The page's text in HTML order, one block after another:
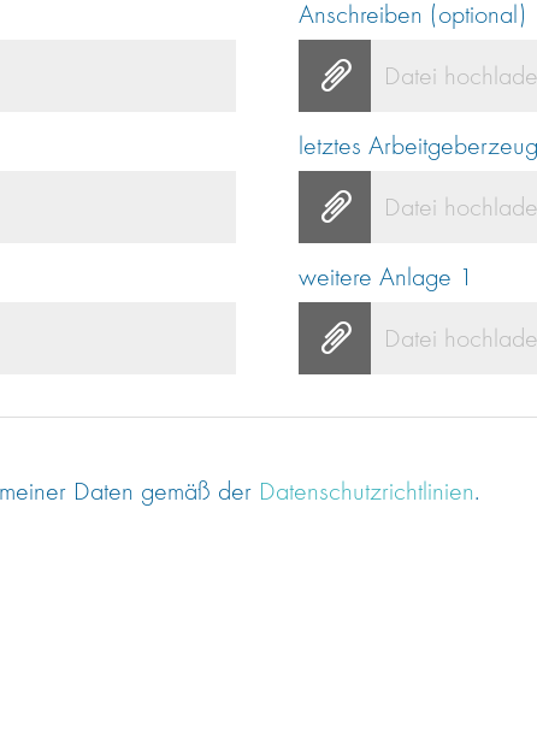
Anschreiben (optional)
Datei
letztes
Datei
weitere Anlage 1
Datei
Daten gemäß der Datenschutzrichtlinien.